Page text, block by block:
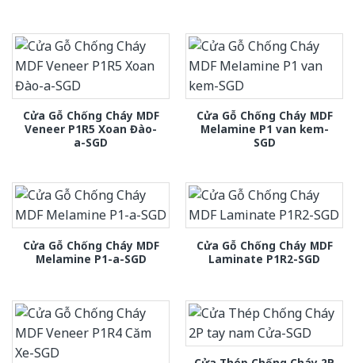
Cửa Gỗ Chống Cháy MDF
Veneer P1R5 Xoan Đào-
a-SGD
Cửa Gỗ Chống Cháy MDF
Melamine P1 van kem-
SGD
Cửa Gỗ Chống Cháy MDF
Melamine P1-a-SGD
Cửa Gỗ Chống Cháy MDF
Laminate P1R2-SGD